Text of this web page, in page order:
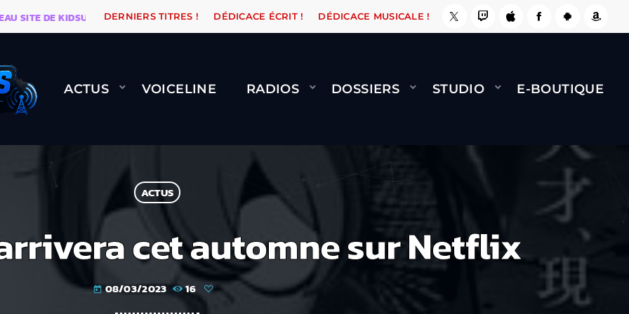
DE KIDSUNE WARÉTRO ORANGE ROAD QUI PASSE, ÇA LE FAIT ! NAMI BERNARD MINET - FLY
DERNIERS TITRES ! DÉDICACE ÉCRIT ! DÉDICACE MUSICALE !
ACTUS VOICELINE RADIOS DOSSIERS STUDIO E-BOUTIQUE
ACTUS
cet automne sur Netflix
today 08/03/2023 16